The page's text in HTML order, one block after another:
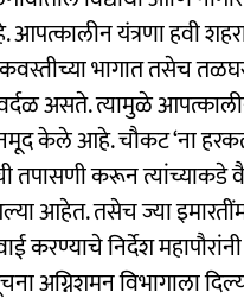
आपत्कालीन यंत्रणा हवी
भागात तसेच
असते. त्यामुळे
केले आहे. चौकट ‘ना हरकत’
तपासणी करून त्यांच्याकडे
आहेत. तसेच ज्या
निर्देश
अग्निशमन विभागाला